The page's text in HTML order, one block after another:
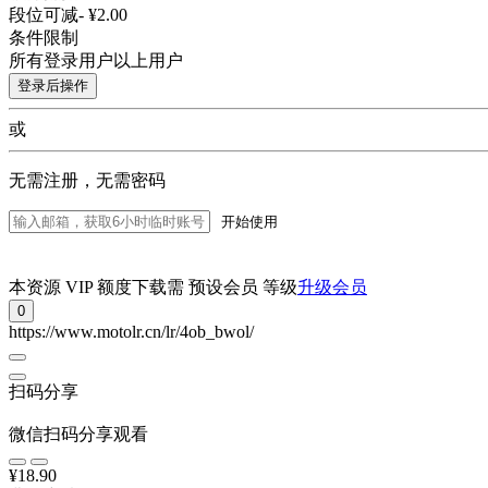
段位可减- ¥2.00
条件限制
所有登录用户以上用户
登录后操作
或
无需注册，无需密码
开始使用
本资源 VIP 额度下载需 预设会员 等级升级会员
0
https://www.motolr.cn/lr/4ob_bwol/
扫码分享
微信扫码分享观看
¥18.90